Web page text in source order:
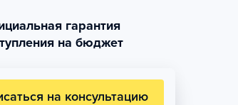
гарантия
на бюджет
на консультацию